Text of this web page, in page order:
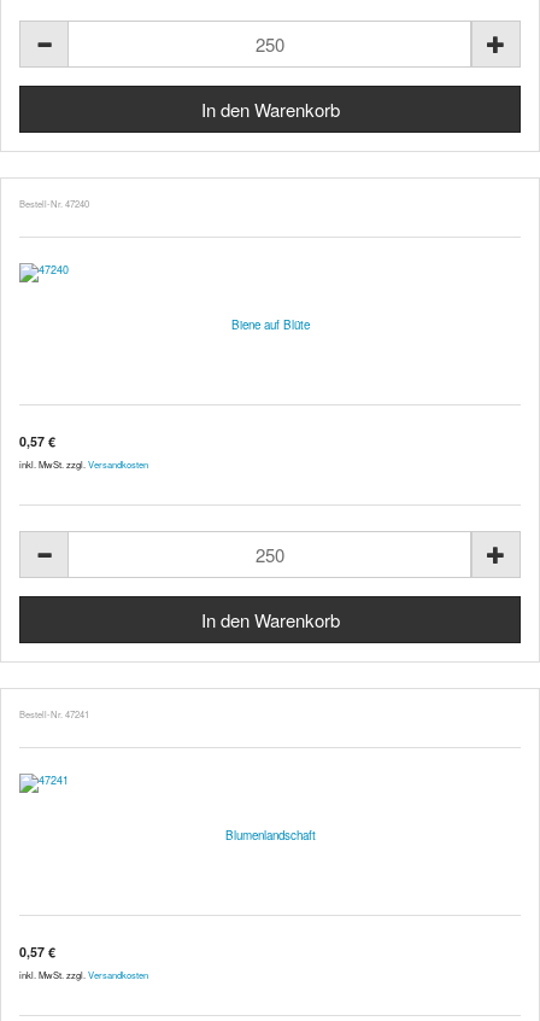
Bestell-Nr. 47240
Biene auf Blüte
0,57 €
inkl. MwSt. zzgl. Versandkosten
Bestell-Nr. 47241
Blumenlandschaft
0,57 €
inkl. MwSt. zzgl. Versandkosten